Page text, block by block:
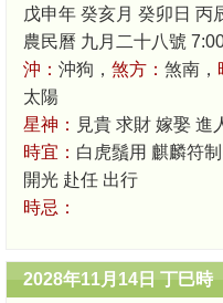
戊申年 癸亥月 癸卯日 丙
農民曆 九月二十八號
沖： 沖狗， 煞方： 煞南，
太陽
星神： 見貴 求財 嫁娶 進
時宜： 白虎鬚用 麒麟符
開光 赴任 出行
時忌：
2028年11月14日 丁巳時